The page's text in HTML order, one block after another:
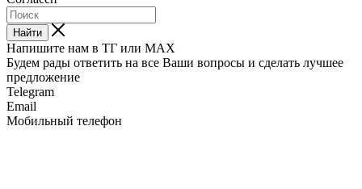
Найти
Напишите нам в ТГ или MAX
Будем рады ответить на все Ваши вопросы и сделать лучшее
предложение
Telegram
Email
Мобильный телефон